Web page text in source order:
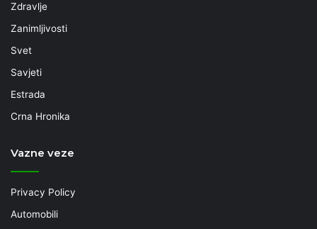
Zdravlje
Zanimljivosti
Svet
Savjeti
Estrada
Crna Hronika
Vazne veze
Privacy Policy
Automobili